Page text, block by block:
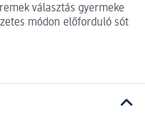
választás gyermeke
módon előforduló sót